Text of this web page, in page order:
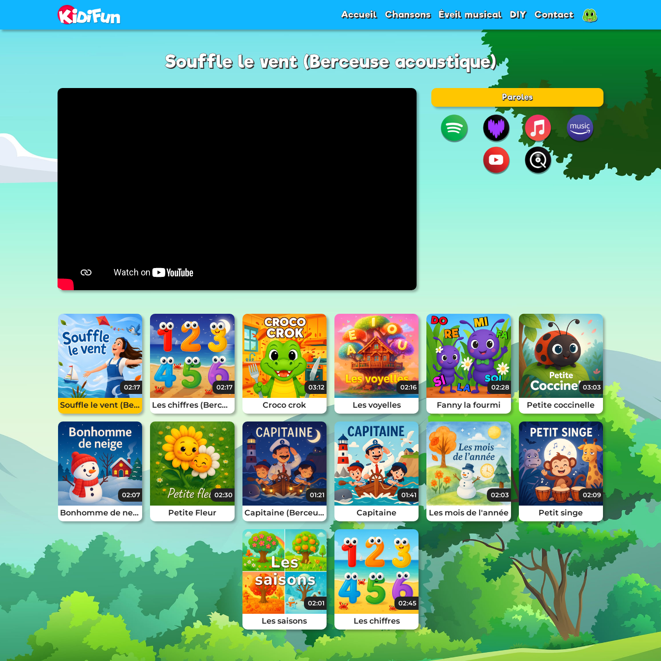
Accueil Chansons Éveil musical DIY Contact
Souffle le vent (Berceuse acoustique)
Paroles
02:17
Souffle le vent (Berceuse acoustique)
02:17
Les chiffres (Berceuse)
03:12
Croco crok
02:16
Les voyelles
02:28
Fanny la fourmi
03:03
Petite coccinelle
02:07
Bonhomme de neige
02:30
Petite Fleur
01:21
Capitaine (Berceuse)
01:41
Capitaine
02:03
Les mois de l'année
02:09
Petit singe
02:01
Les saisons
02:45
Les chiffres